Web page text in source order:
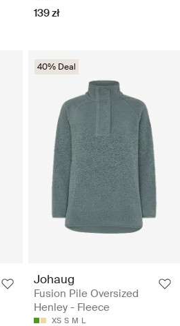
139 zł
40% Deal
Johaug
Fusion Pile Oversized
Henley - Fleece
XS S M L